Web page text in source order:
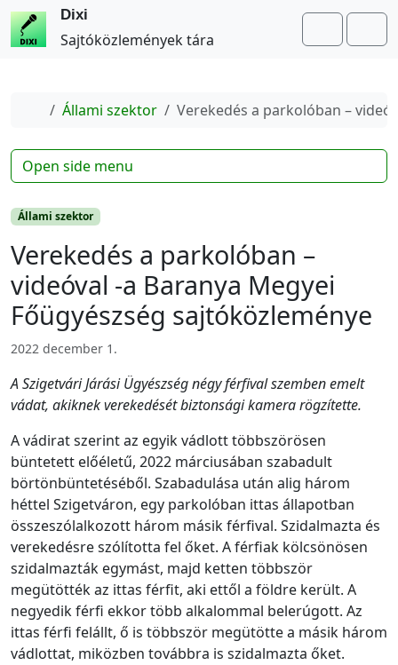
Dixi
Sajtóközlemények tára
Home
Állami szektor Verekedés a parkolóban –
Állami szektor
Verekedés a parkolóban –
videóval -a Baranya Megyei
Főügyészség sajtóközleménye
2022 december 1.
A Szigetvári Járási Ügyészség négy férfival szemben emelt
vádat, akiknek verekedését biztonsági kamera rögzítette.
A vádirat szerint az egyik vádlott többszörösen
büntetett előéletű, 2022 márciusában szabadult
börtönbüntetéséből. Szabadulása után alig három
héttel Szigetváron, egy parkolóban ittas állapotban
összeszólalkozott három másik férfival. Szidalmazta és
verekedésre szólította fel őket. A férfiak kölcsönösen
szidalmazták egymást, majd ketten többször
megütötték az ittas férfit, aki ettől a földre került. A
negyedik férfi ekkor több alkalommal belerúgott. Az
ittas férfi felállt, ő is többször megütötte a másik három
vádlottat, miközben továbbra is szidalmazta őket.
Open side menu